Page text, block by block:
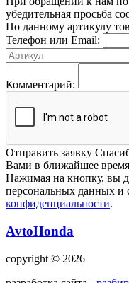
убедительная просьба
По данному артикулу
Телефон или Email:
Комментарий:
Отправить заявку
Вами в ближайшее
Нажимая на кнопку, вы
персональных данных и
конфиденциальности.
AvtoHonda
copyright © 2026